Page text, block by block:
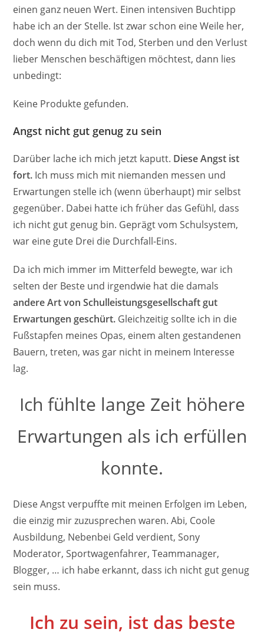
einen ganz neuen Wert. Einen intensiven Buchtipp
habe ich an der Stelle. Ist zwar schon eine Weile her,
doch wenn du dich mit Tod, Sterben und den Verlust
lieber Menschen beschäftigen möchtest, dann lies
unbedingt:
Keine Produkte gefunden.
Angst nicht gut genug zu sein
Darüber lache ich mich jetzt kaputt. Diese Angst ist
fort. Ich muss mich mit niemanden messen und
Erwartungen stelle ich (wenn überhaupt) mir selbst
gegenüber. Dabei hatte ich früher das Gefühl, dass
ich nicht gut genug bin. Geprägt vom Schulsystem,
war eine gute Drei die Durchfall-Eins.
Da ich mich immer im Mitterfeld bewegte, war ich
selten der Beste und irgendwie hat die damals
andere Art von Schulleistungsgesellschaft gut
Erwartungen geschürt. Gleichzeitig sollte ich in die
Fußstapfen meines Opas, einem alten gestandenen
Bauern, treten, was gar nicht in meinem Interesse
lag.
Ich fühlte lange Zeit höhere
Erwartungen als ich erfüllen
konnte.
Diese Angst verpuffte mit meinen Erfolgen im Leben,
die einzig mir zuzusprechen waren. Abi, Coole
Ausbildung, Nebenbei Geld verdient, Sony
Moderator, Sportwagenfahrer, Teammanager,
Blogger, … ich habe erkannt, dass ich nicht gut genug
sein muss.
Ich zu sein, ist das beste